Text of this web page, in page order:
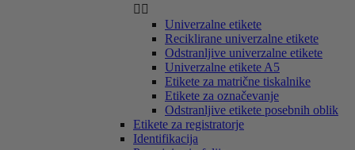
 
Univerzalne etikete
Reciklirane univerzalne etikete
Odstranljive univerzalne etikete
Univerzalne etikete A5
Etikete za matrične tiskalnike
Etikete za označevanje
Odstranljive etikete posebnih oblik
Etikete za registratorje
Identifikacija